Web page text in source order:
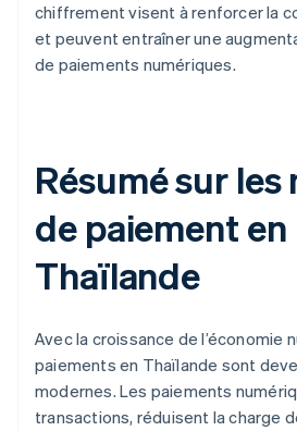
chiffrement visent à renforcer la
et peuvent entraîner une
de paiements numériques.
Résumé sur les
de paiement en
Thaïlande
Avec la croissance de l’économie
paiements en Thaïlande sont
modernes. Les paiements
transactions, réduisent la charge